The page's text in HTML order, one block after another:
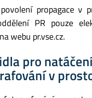
propagace v
PR pouze
webu pr.vse.cz.
pro
v